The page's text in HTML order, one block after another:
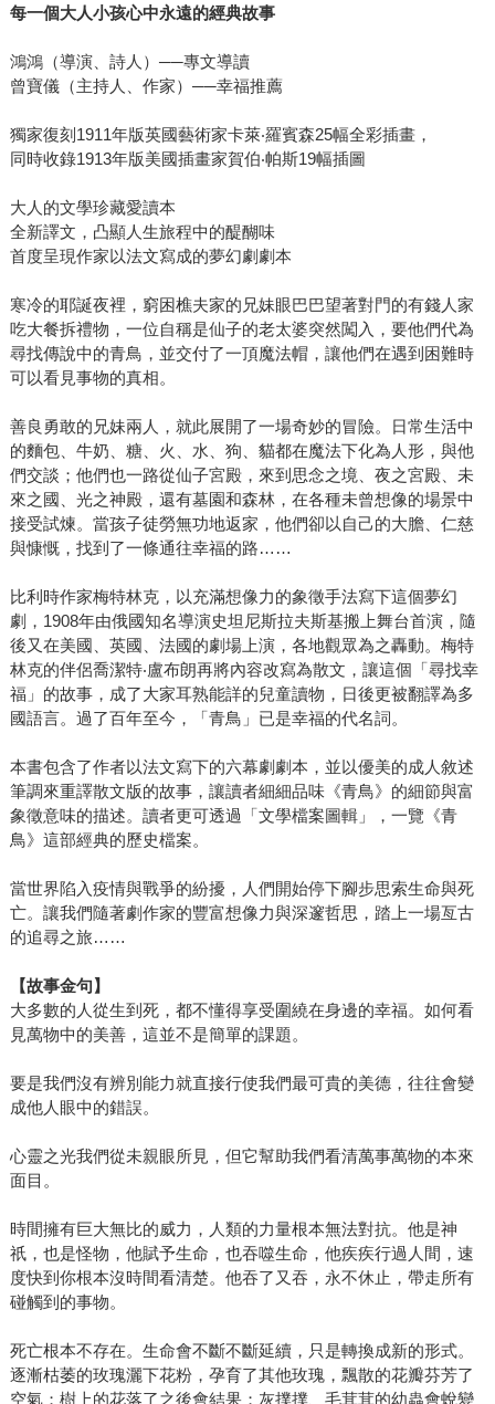
每一個大人小孩心中永遠的經典故事
鴻鴻（導演、詩人）──專文導讀
曾寶儀（主持人、作家）──幸福推薦
獨家復刻1911年版英國藝術家卡萊‧羅賓森25幅全彩插畫，
同時收錄1913年版美國插畫家賀伯‧帕斯19幅插圖
大人的文學珍藏愛讀本
全新譯文，凸顯人生旅程中的醍醐味
首度呈現作家以法文寫成的夢幻劇劇本
寒冷的耶誕夜裡，窮困樵夫家的兄妹眼巴巴望著對門的有錢人家
吃大餐拆禮物，一位自稱是仙子的老太婆突然闖入，要他們代為
尋找傳說中的青鳥，並交付了一頂魔法帽，讓他們在遇到困難時
可以看見事物的真相。
善良勇敢的兄妹兩人，就此展開了一場奇妙的冒險。日常生活中
的麵包、牛奶、糖、火、水、狗、貓都在魔法下化為人形，與他
們交談；他們也一路從仙子宮殿，來到思念之境、夜之宮殿、未
來之國、光之神殿，還有墓園和森林，在各種未曾想像的場景中
接受試煉。當孩子徒勞無功地返家，他們卻以自己的大膽、仁慈
與慷慨，找到了一條通往幸福的路……
比利時作家梅特林克，以充滿想像力的象徵手法寫下這個夢幻
劇，1908年由俄國知名導演史坦尼斯拉夫斯基搬上舞台首演，隨
後又在美國、英國、法國的劇場上演，各地觀眾為之轟動。梅特
林克的伴侶喬潔特‧盧布朗再將內容改寫為散文，讓這個「尋找幸
福」的故事，成了大家耳熟能詳的兒童讀物，日後更被翻譯為多
國語言。過了百年至今，「青鳥」已是幸福的代名詞。
本書包含了作者以法文寫下的六幕劇劇本，並以優美的成人敘述
筆調來重譯散文版的故事，讓讀者細細品味《青鳥》的細節與富
象徵意味的描述。讀者更可透過「文學檔案圖輯」，一覽《青
鳥》這部經典的歷史檔案。
當世界陷入疫情與戰爭的紛擾，人們開始停下腳步思索生命與死
亡。讓我們隨著劇作家的豐富想像力與深邃哲思，踏上一場亙古
的追尋之旅……
【故事金句】
大多數的人從生到死，都不懂得享受圍繞在身邊的幸福。如何看
見萬物中的美善，這並不是簡單的課題。
要是我們沒有辨別能力就直接行使我們最可貴的美德，往往會變
成他人眼中的錯誤。
心靈之光我們從未親眼所見，但它幫助我們看清萬事萬物的本來
面目。
時間擁有巨大無比的威力，人類的力量根本無法對抗。他是神
祇，也是怪物，他賦予生命，也吞噬生命，他疾疾行過人間，速
度快到你根本沒時間看清楚。他吞了又吞，永不休止，帶走所有
碰觸到的事物。
死亡根本不存在。生命會不斷不斷延續，只是轉換成新的形式。
逐漸枯萎的玫瑰灑下花粉，孕育了其他玫瑰，飄散的花瓣芬芳了
空氣；樹上的花落了之後會結果；灰撲撲、毛茸茸的幼蟲會蛻變